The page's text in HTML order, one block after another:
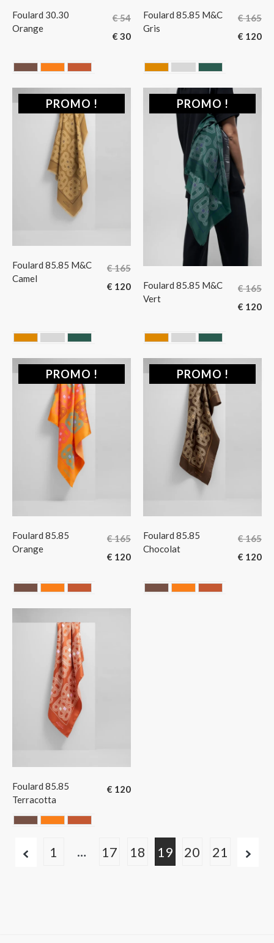
Foulard 30.30
Orange
€54
€ 30
Foulard 85.85 M&C
Gris
€165
€ 120
PROMO !
Foulard 85.85 M&C
Camel
€165
€ 120
PROMO !
Foulard 85.85 M&C
Vert
€165
€ 120
PROMO !
Foulard 85.85
Orange
€165
€ 120
PROMO !
Foulard 85.85
Chocolat
€165
€ 120
Foulard 85.85
Terracotta
€ 120
1 … 17 18 19 20 21